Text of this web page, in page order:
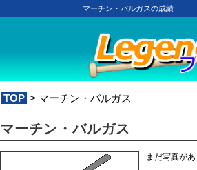
マーチン・バルガスの成績
TOP > マーチン・バルガス
マーチン・バルガス
まだ写真が